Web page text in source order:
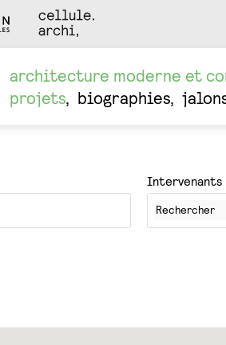
architecture moderne et
projets
biographies
Intervenants